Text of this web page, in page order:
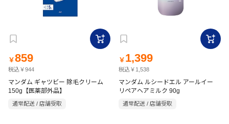
￥859
税込￥944
マンダム ギャツビー 除毛クリーム
150g【医薬部外品】
通常配送 / 店舗受取
￥ 1,399
税込￥1,538
マンダム ルシードエル アールイー
リペアヘアミルク 90g
通常配送 / 店舗受取